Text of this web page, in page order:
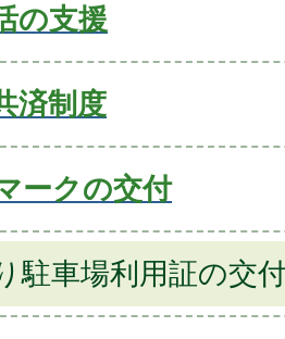
の支援
済制度
ークの交付
駐車場利用証の交